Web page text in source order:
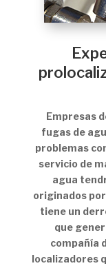
Empresas
fugas de
problemas
servicio de
agua
originados
tiene un
que
compañía
localizadores